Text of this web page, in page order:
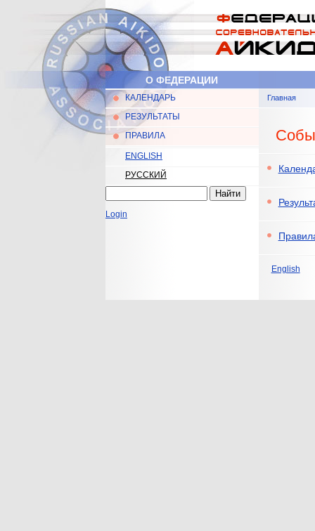
Главное меню
О ФЕДЕРАЦИИ
КАЛЕНДАРЬ
РЕЗУЛЬТАТЫ
ПРАВИЛА
ENGLISH
РУССКИЙ
Форма поиска
Login
ВыГлавная
English